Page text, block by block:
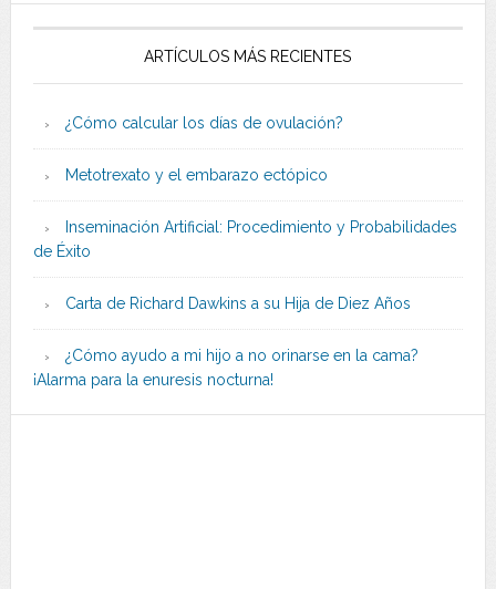
ARTÍCULOS MÁS RECIENTES
¿Cómo calcular los días de ovulación?
Metotrexato y el embarazo ectópico
Inseminación Artificial: Procedimiento y Probabilidades
de Éxito
Carta de Richard Dawkins a su Hija de Diez Años
¿Cómo ayudo a mi hijo a no orinarse en la cama?
¡Alarma para la enuresis nocturna!